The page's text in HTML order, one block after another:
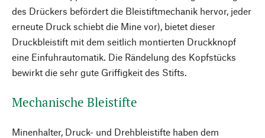
des Drückers befördert die Bleistiftmechanik hervor, jeder
erneute Druck schiebt die Mine vor), bietet dieser
Druckbleistift mit dem seitlich montierten Druckknopf
eine Einfuhrautomatik. Die Rändelung des Kopfstücks
bewirkt die sehr gute Griffigkeit des Stifts.
Mechanische Bleistifte
Minenhalter, Druck- und Drehbleistifte haben dem